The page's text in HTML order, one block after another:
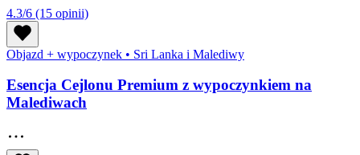
4.3/6 (15 opinii)
Objazd + wypoczynek • Sri Lanka i Malediwy
Esencja Cejlonu Premium z wypoczynkiem na
Malediwach